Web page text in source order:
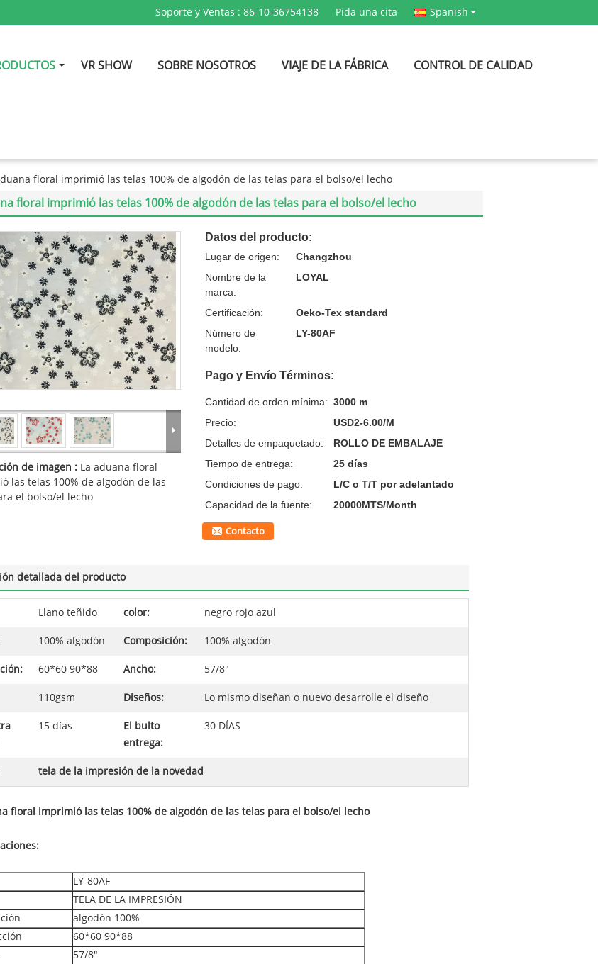
Soporte y Ventas : 86-10-36754138 Pida una cita Spanish
VR SHOW SOBRE NOSOTROS VIAJE DE LA FÁBRICA CONTROL DE CALIDAD
floral imprimió las telas 100% de algodón de las telas para el bolso/el lecho
floral imprimió las telas 100% de algodón de las telas para el bolso/el lecho
de imagen : La aduana floral
las telas 100% de algodón de las
el bolso/el lecho
Datos del producto:
Lugar de origen:
Changzhou
Nombre de la
marca:
LOYAL
Certificación:
Oeko-Tex standard
Número de
modelo:
LY-80AF
Pago y Envío Términos:
Cantidad de orden mínima: 3000 m
Precio:
USD2-6.00/M
Detalles de empaquetado:
ROLLO DE EMBALAJE
Tiempo de entrega:
25 días
Condiciones de pago:
L/C o T/T por adelantado
Capacidad de la fuente:
20000MTS/Month
Contacto
detallada del producto
Llano teñido color: negro rojo azul
100% algodón Composición: 100% algodón
60*60 90*88 Ancho: 57/8"
110gsm Diseños: Lo mismo diseñan o nuevo desarrolle el diseño
15 días
El bulto
entrega:
30 DÍAS
tela de la impresión de la novedad
floral imprimió las telas 100% de algodón de las telas para el bolso/el lecho
LY-80AF
TELA DE LA IMPRESIÓN
algodón 100%
60*60 90*88
57/8"